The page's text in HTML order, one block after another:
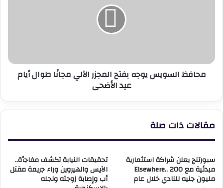
أيام
محافظ السويس يوجه بفتح المجزر الآلي مجانًا طوال أيام
عيد الأضحى
مقالات ذات صلة
سبورتنج يعلن شراكة استثمارية
مبدئية مع Elsewhere.. 200
مليون جنيه للنادي خلال عام
تحقيقات النيابة تكشف مفاجأة..
الآيس والهيروين وراء جريمة مقتل
أب وإصابة زوجته ونجله